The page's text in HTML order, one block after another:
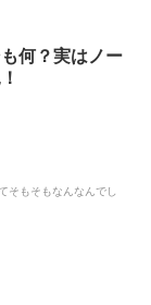
何？実はノー
そもそもなんなんでし